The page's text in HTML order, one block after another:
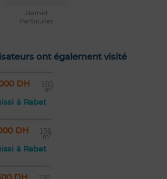
Hamid
Particulier
ont également visité
DH 180
m²
à Rabat
DH 156
m²
à Rabat